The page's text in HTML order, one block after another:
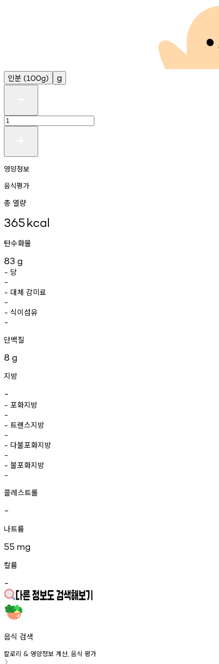
인분 (100g) g
영양정보
음식평가
총 열량
365kcal
탄수화물
83 g
- 당
-
- 대체 감미료
-
- 식이섬유
-
단백질
8 g
지방
-
- 포화지방
-
- 트랜스지방
-
- 다불포화지방
-
- 불포화지방
-
콜레스트롤
-
나트륨
55 mg
칼륨
-
음식 검색
칼로리 & 영양정보 계산, 음식 평가